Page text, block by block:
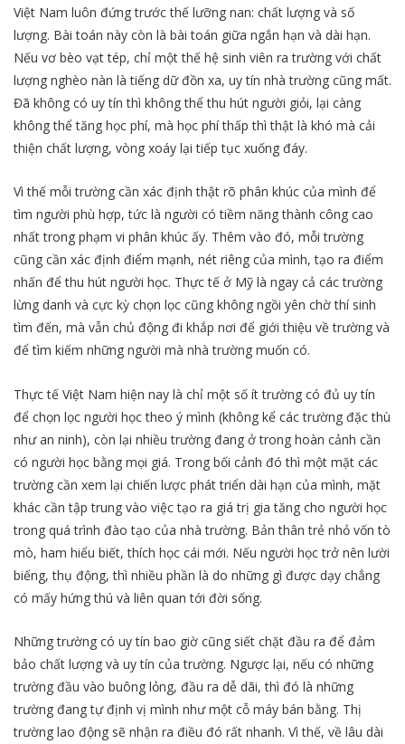
Việt Nam luôn đứng trước thế lưỡng nan: chất lượng và số
lượng. Bài toán này còn là bài toán giữa ngắn hạn và dài hạn.
Nếu vơ bèo vạt tép, chỉ một thế hệ sinh viên ra trường với chất
lượng nghèo nàn là tiếng dữ đồn xa, uy tín nhà trường cũng mất.
Đã không có uy tín thì không thể thu hút người giỏi, lại càng
không thể tăng học phí, mà học phí thấp thì thật là khó mà cải
thiện chất lượng, vòng xoáy lại tiếp tục xuống đáy.
Vì thế mỗi trường cần xác định thật rõ phân khúc của mình để
tìm người phù hợp, tức là người có tiềm năng thành công cao
nhất trong phạm vi phân khúc ấy. Thêm vào đó, mỗi trường
cũng cần xác định điểm mạnh, nét riêng của mình, tạo ra điểm
nhấn để thu hút người học. Thực tế ở Mỹ là ngay cả các trường
lừng danh và cực kỳ chọn lọc cũng không ngồi yên chờ thí sinh
tìm đến, mà vẫn chủ động đi khắp nơi để giới thiệu về trường và
để tìm kiếm những người mà nhà trường muốn có.
Thực tế Việt Nam hiện nay là chỉ một số ít trường có đủ uy tín
để chọn lọc người học theo ý mình (không kể các trường đặc thù
như an ninh), còn lại nhiều trường đang ở trong hoàn cảnh cần
có người học bằng mọi giá. Trong bối cảnh đó thì một mặt các
trường cần xem lại chiến lược phát triển dài hạn của mình, mặt
khác cần tập trung vào việc tạo ra giá trị gia tăng cho người học
trong quá trình đào tạo của nhà trường. Bản thân trẻ nhỏ vốn tò
mò, ham hiểu biết, thích học cái mới. Nếu người học trở nên lười
biếng, thụ động, thì nhiều phần là do những gì được dạy chẳng
có mấy hứng thú và liên quan tới đời sống.
Những trường có uy tín bao giờ cũng siết chặt đầu ra để đảm
bảo chất lượng và uy tín của trường. Ngược lại, nếu có những
trường đầu vào buông lỏng, đầu ra dễ dãi, thì đó là những
trường đang tự định vị mình như một cỗ máy bán bằng. Thị
trường lao động sẽ nhận ra điều đó rất nhanh. Vì thế, về lâu dài